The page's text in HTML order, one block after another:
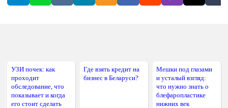
УЗИ почек: как
проходит
обследование, что
показывает и когда
его стоит сделать
Где взять кредит на
бизнес в Беларуси?
Мешки под глазами
и усталый взгляд:
что нужно знать о
блефаропластике
нижних век